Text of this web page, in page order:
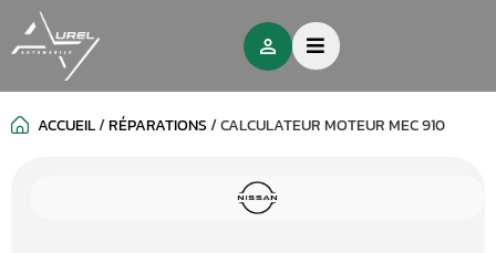
ACCUEIL/RÉPARATIONS/CALCULATEUR MOTEUR MEC 910